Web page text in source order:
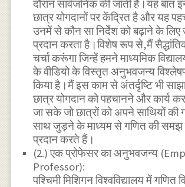
दौरान सार्वजनिक की जाती है।यह बात
छात्र योगदानों पर केंद्रित है और यह
उनमें से कौन सा निर्देश को बढ़ाने के लिए
प्रदान करता है।विशेष रूप से,मैं सैद्धांतिक
चर्चा करूंगा जिन्हें हमने माध्यमिक
के वीडियो के विस्तृत अनुभवजन्य
किया है।मैं इस काम से अंतर्दृष्टि भी
छात्र योगदान को पहचानने और कार्य
जा सके जो छात्रों को अपने साथियों की
साथ जुड़ने के माध्यम से गणित की
प्रदान करते हैं।
(2.) एक प्रोफेसर का अनुभवजन्य
Professor):
पश्चिमी मिशिगन विश्वविद्यालय में गणित